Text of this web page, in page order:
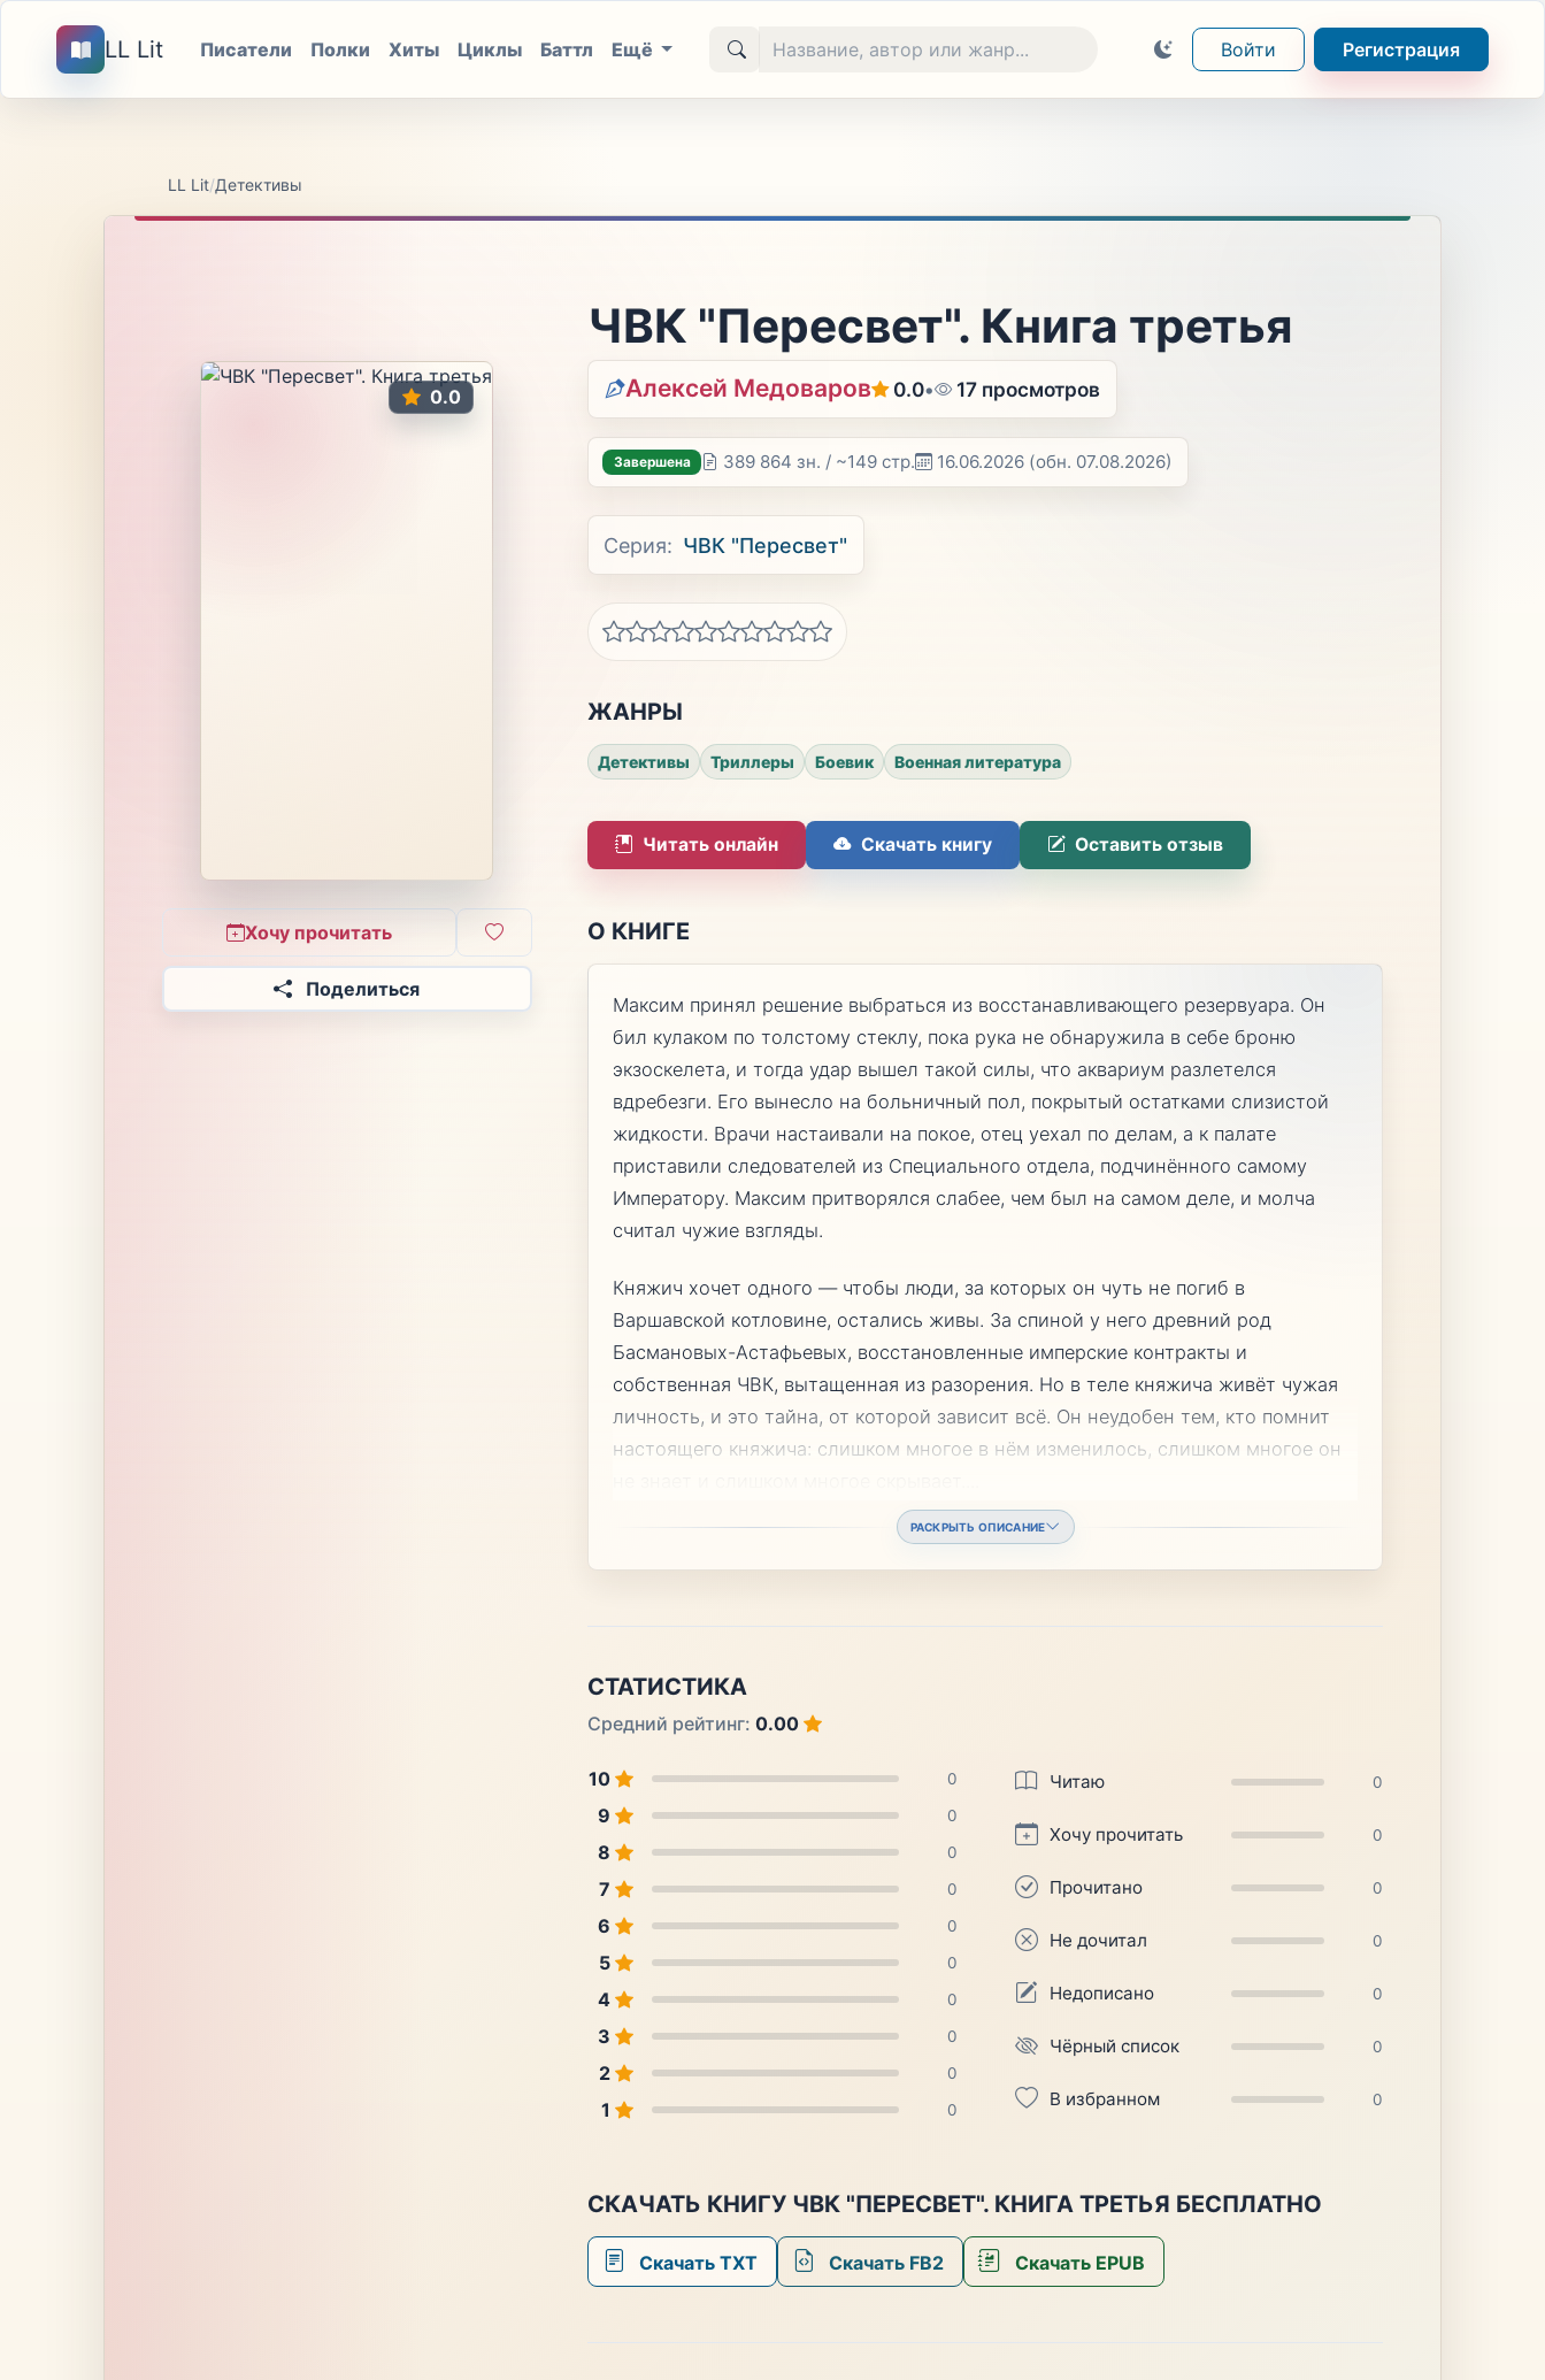
LL Lit Писатели Полки Хиты Циклы Баттл Ещё Войти Регистрация
LL Lit/Детективы
0.0
Хочу прочитать
Поделиться
ЧВК "Пересвет". Книга третья
Алексей Медоваров 0.0• 17 просмотров
Завершена 389 864 зн. / ~149 стр. 16.06.2026 (обн. 07.08.2026)
Серия: ЧВК "Пересвет"
ЖАНРЫ
Детективы Триллеры Боевик Военная литература
Читать онлайн Скачать книгу Оставить отзыв
О КНИГЕ
Максим принял решение выбраться из восстанавливающего резервуара. Он
бил кулаком по толстому стеклу, пока рука не обнаружила в себе броню
экзоскелета, и тогда удар вышел такой силы, что аквариум разлетелся
вдребезги. Его вынесло на больничный пол, покрытый остатками слизистой
жидкости. Врачи настаивали на покое, отец уехал по делам, а к палате
приставили следователей из Специального отдела, подчинённого самому
Императору. Максим притворялся слабее, чем был на самом деле, и молча
считал чужие взгляды.
Княжич хочет одного — чтобы люди, за которых он чуть не погиб в
Варшавской котловине, остались живы. За спиной у него древний род
Басмановых-Астафьевых, восстановленные имперские контракты и
собственная ЧВК, вытащенная из разорения. Но в теле княжича живёт чужая
личность, и это тайна, от которой зависит всё. Он неудобен тем, кто помнит
настоящего княжича: слишком многое в нём изменилось, слишком многое он
РАСКРЫТЬ ОПИСАНИЕ
СТАТИСТИКА
Средний рейтинг: 0.00
10 0
9 0
8 0
7 0
6 0
5 0
4 0
3 0
2 0
1 0
Читаю 0
Хочу прочитать 0
Прочитано 0
Не дочитал 0
Недописано 0
Чёрный список 0
В избранном 0
СКАЧАТЬ КНИГУ ЧВК "ПЕРЕСВЕТ". КНИГА ТРЕТЬЯ БЕСПЛАТНО
Скачать TXT Скачать FB2 Скачать EPUB